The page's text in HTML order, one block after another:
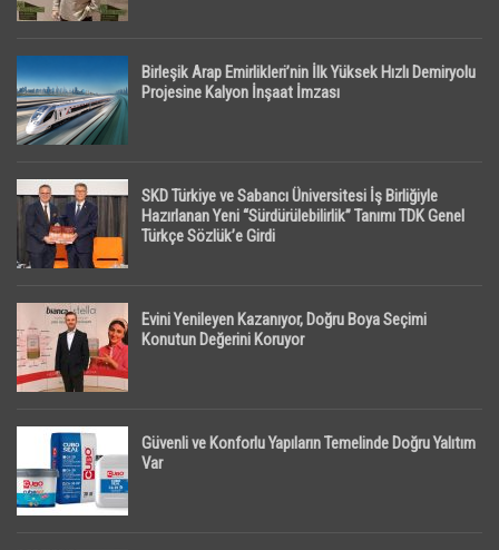
Birleşik Arap Emirlikleri’nin İlk Yüksek Hızlı Demiryolu
Projesine Kalyon İnşaat İmzası
SKD Türkiye ve Sabancı Üniversitesi İş Birliğiyle
Hazırlanan Yeni “Sürdürülebilirlik” Tanımı TDK Genel
Türkçe Sözlük’e Girdi
Evini Yenileyen Kazanıyor, Doğru Boya Seçimi
Konutun Değerini Koruyor
Güvenli ve Konforlu Yapıların Temelinde Doğru Yalıtım
Var